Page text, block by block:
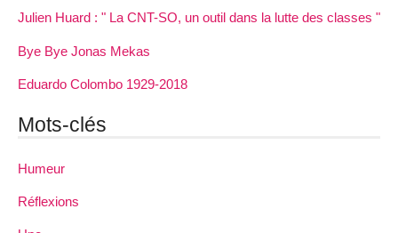
Julien Huard : " La CNT-SO, un outil dans la lutte des classes "
Bye Bye Jonas Mekas
Eduardo Colombo 1929-2018
Mots-clés
Humeur
Réflexions